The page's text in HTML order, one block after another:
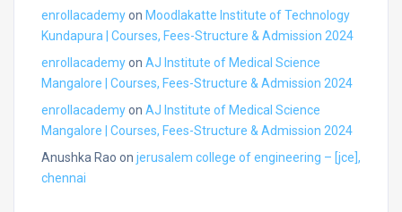
enrollacademyon Moodlakatte Institute of Technology
Kundapura | Courses, Fees-Structure & Admission 2024
enrollacademyon AJ Institute of Medical Science
Mangalore | Courses, Fees-Structure & Admission 2024
enrollacademyon AJ Institute of Medical Science
Mangalore | Courses, Fees-Structure & Admission 2024
Anushka Rao on jerusalem college of engineering – [jce],
chennai